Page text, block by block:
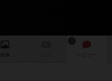
画像 レビュー